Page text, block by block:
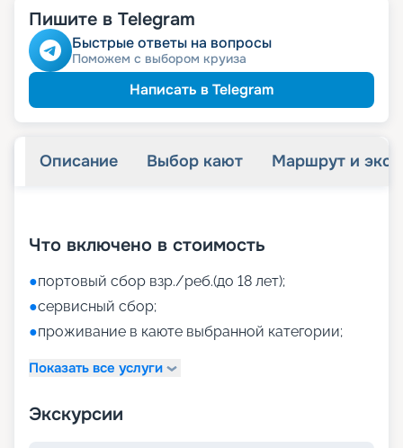
Пишите в Telegram
Быстрые ответы на вопросы
Поможем с выбором круиза
Написать в Telegram
Описание Выбор кают Маршрут и
Что включено в стоимость
●портовый сбор взр./реб.(до 18 лет);
●сервисный сбор;
●проживание в каюте выбранной категории;
Показать все услуги
Экскурсии